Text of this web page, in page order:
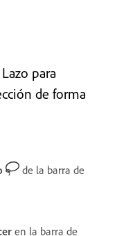
para
de forma
de la barra de
en la barra de